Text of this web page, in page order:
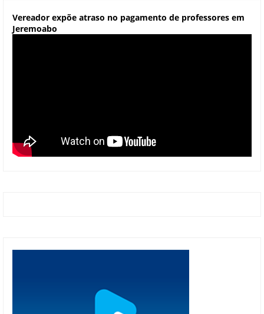
Vereador expõe atraso no pagamento de professores em
Jeremoabo